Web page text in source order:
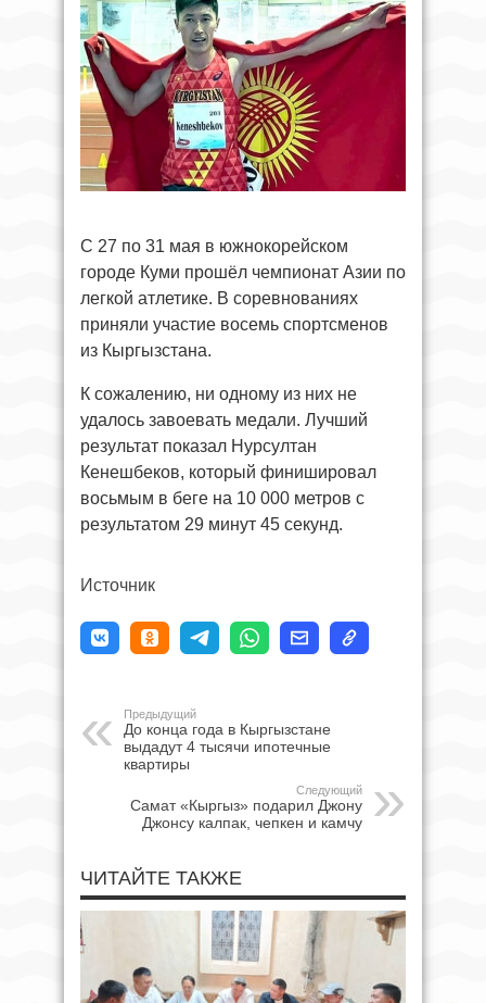
С 27 по 31 мая в южнокорейском
городе Куми прошёл чемпионат Азии по
легкой атлетике. В соревнованиях
приняли участие восемь спортсменов
из Кыргызстана.
К сожалению, ни одному из них не
удалось завоевать медали. Лучший
результат показал Нурсултан
Кенешбеков, который финишировал
восьмым в беге на 10 000 метров с
результатом 29 минут 45 секунд.
Источник
Предыдущий
До конца года в Кыргызстане
выдадут 4 тысячи ипотечные
квартиры
Следующий
Самат «Кыргыз» подарил Джону
Джонсу калпак, чепкен и камчу
ЧИТАЙТЕ ТАКЖЕ